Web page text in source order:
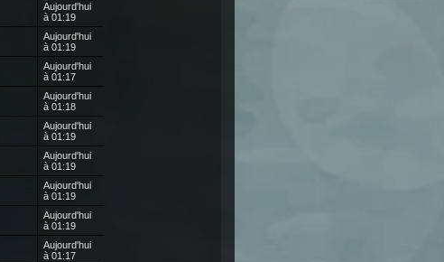
Aujourd'hui
à 01:19
Aujourd'hui
à 01:19
Aujourd'hui
à 01:17
Aujourd'hui
à 01:18
Aujourd'hui
à 01:19
Aujourd'hui
à 01:19
Aujourd'hui
à 01:19
Aujourd'hui
à 01:19
Aujourd'hui
à 01:17